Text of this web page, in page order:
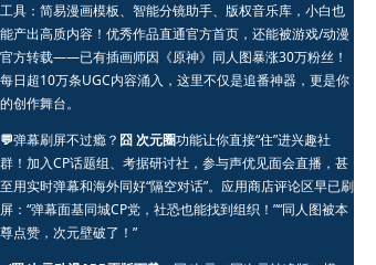
工具：简易漫画模板、智能分镜助手、版权音乐库，小白也
能产出高质内容！优秀作品直通官方首页，还能被游戏/动漫
官方转载——已有插画师因《原神》同人图暴涨30万粉丝！
每日超10万条UGC内容涌入，这里不仅是追番神器，更是你
的创作舞台。
💬弹幕刷屏不过瘾？ 囧 次元圈功能让你直接“住”进兴趣社
群！加入CP话题组、考据研讨社，参与声优见面会直播，甚
至用实时弹幕和海外同好“隔空对话”。应用商店评论区早已刷
屏：“弹幕面基同城CP党，社恐也能找到组织！”“同人图被本
尊点赞，次元壁破了！”